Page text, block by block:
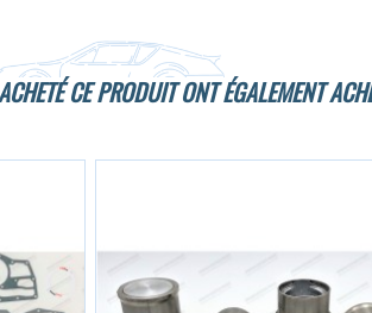
CE PRODUIT ONT ÉGALEMENT